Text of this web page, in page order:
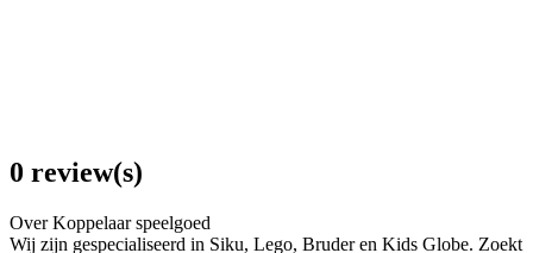
0 review(s)
Over Koppelaar speelgoed
Wij zijn gespecialiseerd in Siku, Lego, Bruder en Kids Globe. Zoekt